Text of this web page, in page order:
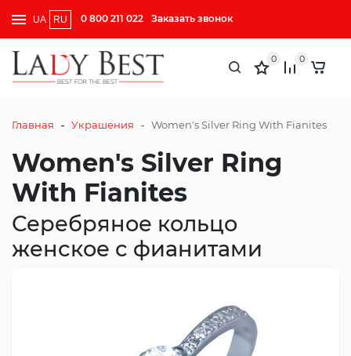
UA RU 0 800 211 022 Заказать звонок
0 0
Главная - Украшения - Women's Silver Ring With Fianites
Women's Silver Ring
With Fianites
Серебряное кольцо
женское с фианитами